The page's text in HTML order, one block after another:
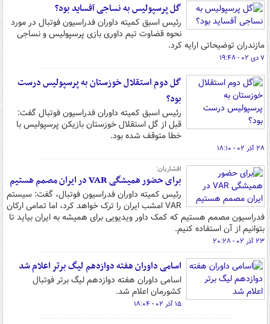
گل پرسپولیس به نساجی آفساید بود؟
رئیس اسبق کمیته داوران فدراسیون فوتبال در مورد
نحوه قضاوت تیم داوری بازی پرسپولیس و نساجی
مازندران توضیحاتی ارایه کرد.
۷ دی ۰۲ - ۱۹:۴۸
گل دوم استقلال خوزستان به پرسپولیس درست
بود؟
رئیس اسبق کمیته داوران فدراسیون فوتبال گفت:
قبل از گل استقلال خوزستان بازیکن پرسپولیس با
خطا متوقف شده بود.
۲۸ آذر ۰۲ - ۱۸:۱۰
افشاریان:
برای حضور همیشگی VAR در ایران مصمم هستیم
رئیس کمیته داوران فدراسیون فوتبال، گفت: سیستم
VAR امشب ایران را ترک خواهد کرد، اما تمامی ارکان
فدراسیون مصمم هستیم که کمک داور ویدیویی برای همیشه به ایران بیاید تا
بتوانیم از آن استفاده کنیم.
۲۳ آذر ۰۲ - ۲۰:۲۸
اسامی داوران هفته دوازدهم لیگ برتر اعلام شد
اسامی داوران هفته دوازدهم لیگ برتر فوتبال
کشورمان اعلام شد.
۱۵ آذر ۰۲ - ۱۸:۰۴